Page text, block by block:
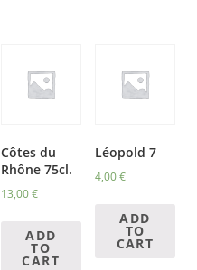
Côtes du
Rhône 75cl.
13,00€
ADD
TO
CART
Léopold 7
4,00€
ADD
TO
CART